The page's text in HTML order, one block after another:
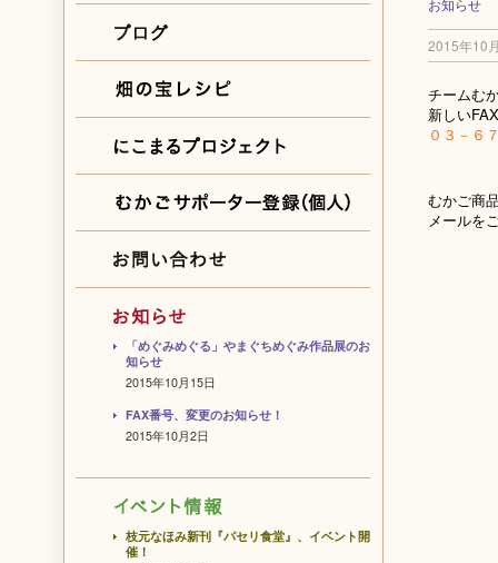
お知らせ
2015年10
チームむ
新しい
０３－６
むかご商
メールを
「めぐみめぐる」やまぐちめぐみ作品展のお
知らせ
2015年10月15日
FAX番号、変更のお知らせ！
2015年10月2日
枝元なほみ新刊『パセリ食堂』、イベント開
催！